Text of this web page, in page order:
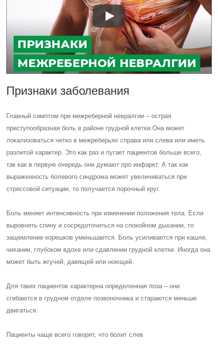
Признаки заболевания
Главный симптом при межреберной невралгии – острая
приступообразная боль в районе грудной клетки.Она может
локализоваться четко в межреберьях справа или слева или иметь
разлитой характер. Это как раз и пугает пациентов больше всего,
так как в первую очередь они думают про инфаркт. А так как
выраженность болевого синдрома может увеличиваться при
стрессовой ситуации, то получается порочный круг.
Боль меняет интенсивность при изменении положения тела. Если
выровнять спину и сосредоточиться на спокойном дыхании, то
защемление корешков уменьшается. Боль усиливается при кашле,
чихании, глубоком вдохе или сдавлении грудной клетки. Иногда она
может быть жгучей, давящей или ноющей.
Для таких пациентов характерна определенная поза – они
сгибаются в грудном отделе позвоночника и стараются меньше
двигаться.
Пациенты чаще всего говорят, что болит слев